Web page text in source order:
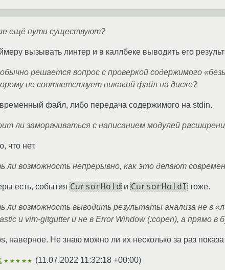
ещё пути существуют?
вызывать линтер и в каллбеке выводить его
решается вопрос с проверкой содержимого
не соответствует никакой файл на диске?
файл, либо передача содержимого на stdin.
ли заморачиваться с написанием модулей
что нет.
ли возможность непрерывно, как это делают
есть, события CursorHold и CursorHoldI тоже.
ли возможность выводить результаты анализа не в
и vim-gitgutter и не в Error Window (:copen), а прямо в
наверное. Не знаю можно ли их несколько за раз
★★★★★ (11.07.2022 11:32:18 +00:00)